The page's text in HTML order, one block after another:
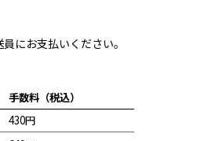
にお支払いください。
手数料（税込）
430円